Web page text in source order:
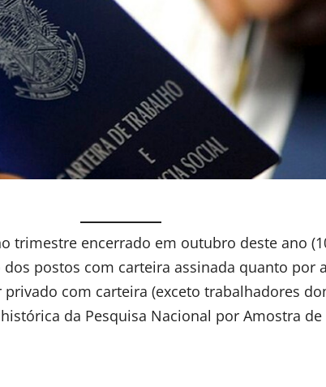
trimestre encerrado em outubro deste ano
postos com carteira assinada quanto por
com carteira (exceto trabalhadores
da Pesquisa Nacional por Amostra